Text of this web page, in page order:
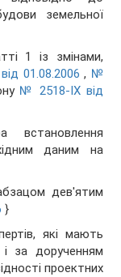
земельної
1 із змінами,
01.08.2006 , №
№ 2518-IX від
встановлення
даним на
дев'ятим
}
які мають
і за дорученням
проектних